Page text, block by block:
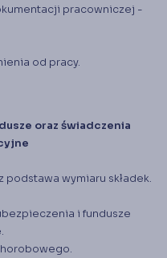
pracowniczej -
od pracy.
oraz świadczenia
podstawa wymiaru składek.
i fundusze